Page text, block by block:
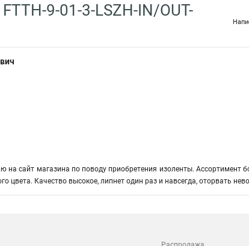
9-01-3-LSZH-IN/OUT-
на сайт магазина по поводу приобретения изоленты. Ассортимент
цвета. Качество высокое, липнет один раз и навсегда, оторвать